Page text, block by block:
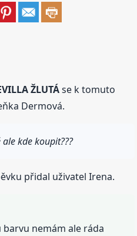
ŽLUTÁse k tomuto
Dermová.
kde koupit???
přidal uživatel Irena.
nemám ale ráda